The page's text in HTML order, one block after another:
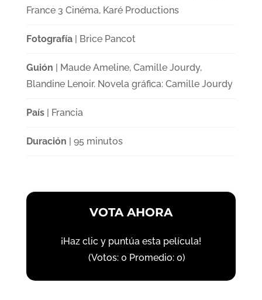
France 3 Cinéma, Karé Productions
Fotografía| Brice Pancot
Guión | Maude Ameline, Camille Jourdy,
Blandine Lenoir. Novela gráfica: Camille Jourdy
País| Francia
Duración | 95 minutos
VOTA AHORA
¡Haz clic y puntúa esta película!
(Votos: 0 Promedio: 0)